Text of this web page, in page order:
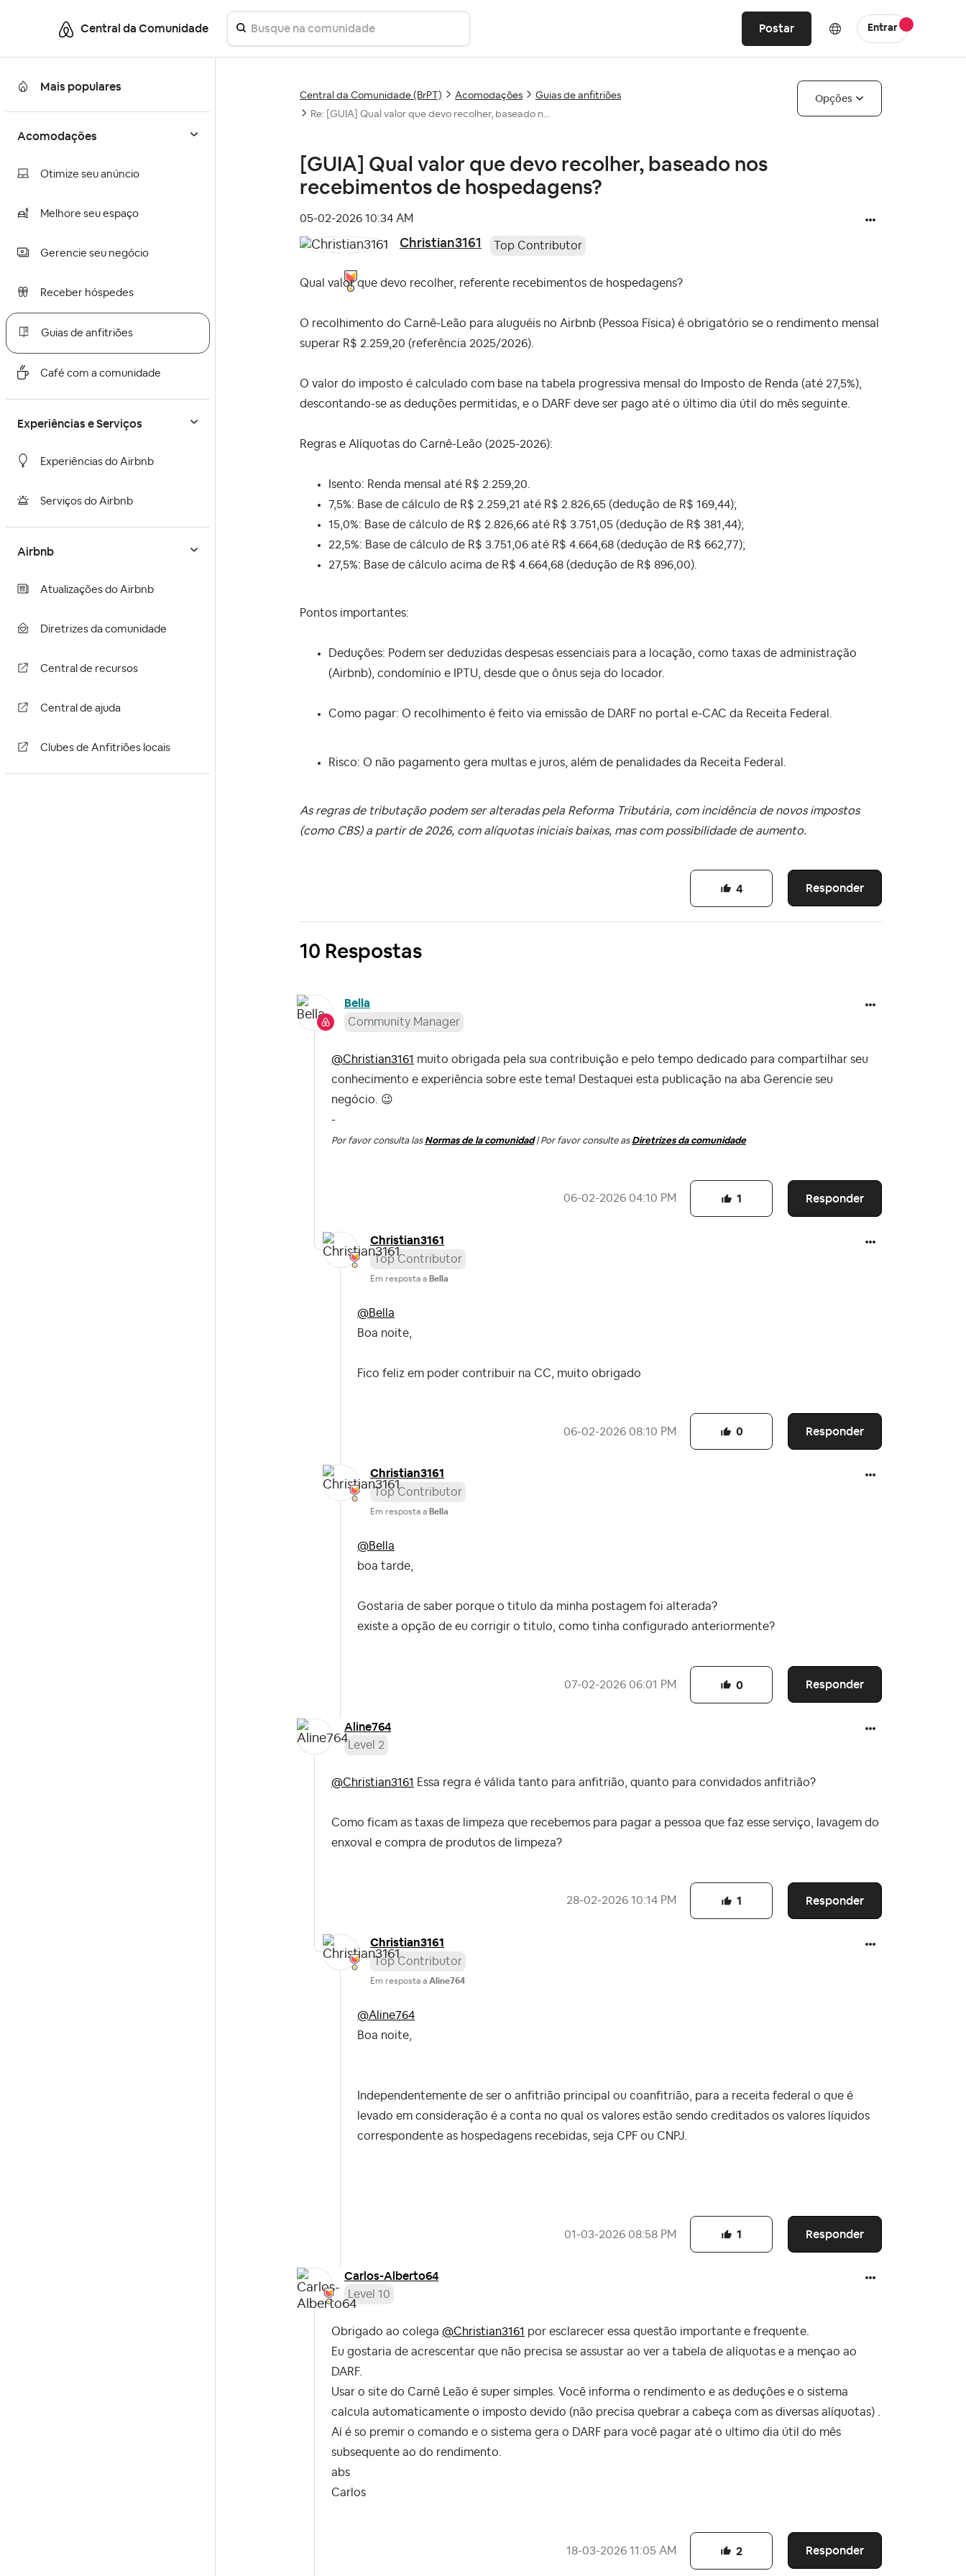
Central da Comunidade Postar Entrar
Mais populares
Acomodações
Otimize seu anúncio
Melhore seu espaço
Gerencie seu negócio
Receber hóspedes
Guias de anfitriões
Café com a comunidade
Experiências e Serviços
Experiências do Airbnb
Serviços do Airbnb
Airbnb
Atualizações do Airbnb
Diretrizes da comunidade
Central de recursos
Central de ajuda
Clubes de Anfitriões locais
Central da Comunidade (BrPT) Acomodações
Guias de anfitriões
Re: [GUIA] Qual valor que devo recolher, baseado n...
Opções
[GUIA] Qual valor que devo recolher, baseado nos
recebimentos de hospedagens?
‎05-02-2026 10:34 AM
Christian3161 Top Contributor
Qual valor que devo recolher, referente recebimentos de hospedagens?
O recolhimento do Carnê-Leão para aluguéis no Airbnb (Pessoa Física) é obrigatório se o rendimento mensal
superar R$ 2.259,20 (referência 2025/2026).
O valor do imposto é calculado com base na tabela progressiva mensal do Imposto de Renda (até 27,5%),
descontando-se as deduções permitidas, e o DARF deve ser pago até o último dia útil do mês seguinte.
Regras e Alíquotas do Carnê-Leão (2025-2026):
Isento: Renda mensal até R$ 2.259,20.
7,5%: Base de cálculo de R$ 2.259,21 até R$ 2.826,65 (dedução de R$ 169,44);
15,0%: Base de cálculo de R$ 2.826,66 até R$ 3.751,05 (dedução de R$ 381,44);
22,5%: Base de cálculo de R$ 3.751,06 até R$ 4.664,68 (dedução de R$ 662,77);
27,5%: Base de cálculo acima de R$ 4.664,68 (dedução de R$ 896,00).
Pontos importantes:
Deduções: Podem ser deduzidas despesas essenciais para a locação, como taxas de administração
(Airbnb), condomínio e IPTU, desde que o ônus seja do locador.
Como pagar: O recolhimento é feito via emissão de DARF no portal e-CAC da Receita Federal.
Risco: O não pagamento gera multas e juros, além de penalidades da Receita Federal.
As regras de tributação podem ser alteradas pela Reforma Tributária, com incidência de novos impostos
(como CBS) a partir de 2026, com alíquotas iniciais baixas, mas com possibilidade de aumento.
Responder
4
10 Respostas
Bella
Community Manager
@Christian3161 muito obrigada pela sua contribuição e pelo tempo dedicado para compartilhar seu
conhecimento e experiência sobre este tema! Destaquei esta publicação na aba Gerencie seu
negócio. 😉
-
Por favor consulta las Normas de la comunidad| Por favor consulte as Diretrizes da comunidade
‎06-02-2026 04:10 PM Responder
1
Christian3161
Top Contributor
Em resposta a Bella
@Bella
Boa noite,
Fico feliz em poder contribuir na CC, muito obrigado
‎06-02-2026 08:10 PM Responder
0
Christian3161
Top Contributor
Em resposta a Bella
@Bella
boa tarde,
Gostaria de saber porque o titulo da minha postagem foi alterada?
existe a opção de eu corrigir o titulo, como tinha configurado anteriormente?
‎07-02-2026 06:01 PM Responder
0
Aline764
Level 2
@Christian3161 Essa regra é válida tanto para anfitrião, quanto para convidados anfitrião?
Como ficam as taxas de limpeza que recebemos para pagar a pessoa que faz esse serviço, lavagem do
enxoval e compra de produtos de limpeza?
‎28-02-2026 10:14 PM Responder
1
Christian3161
Top Contributor
Em resposta a Aline764
@Aline764
Boa noite,
Independentemente de ser o anfitrião principal ou coanfitrião, para a receita federal o que é
levado em consideração é a conta no qual os valores estão sendo creditados os valores líquidos
correspondente as hospedagens recebidas, seja CPF ou CNPJ.
‎01-03-2026 08:58 PM Responder
1
Carlos-Alberto64
Level 10
Obrigado ao colega @Christian3161 por esclarecer essa questão importante e frequente.
Eu gostaria de acrescentar que não precisa se assustar ao ver a tabela de alíquotas e a mençao ao
DARF.
Usar o site do Carnê Leão é super simples. Você informa o rendimento e as deduções e o sistema
calcula automaticamente o imposto devido (não precisa quebrar a cabeça com as diversas alíquotas) .
Aí é so premir o comando e o sistema gera o DARF para você pagar até o ultimo dia útil do mês
subsequente ao do rendimento.
abs
Carlos
‎18-03-2026 11:05 AM Responder
2